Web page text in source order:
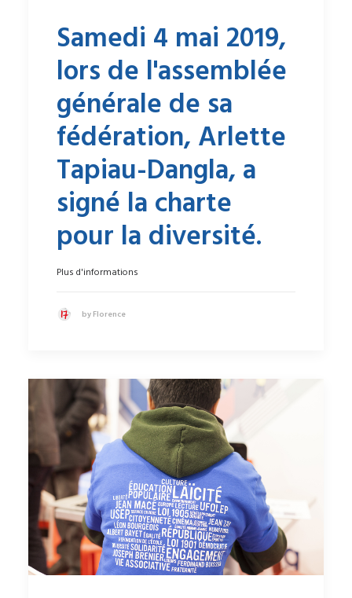
Samedi 4 mai 2019,
lors de l'assemblée
générale de sa
fédération, Arlette
Tapiau-Dangla, a
signé la charte
pour la diversité.
Plus d'informations
by Florence